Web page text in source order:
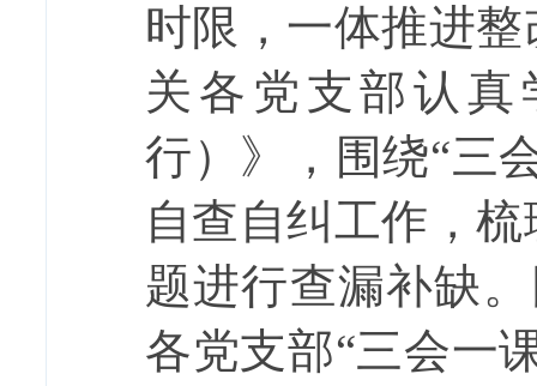
时限，一体推进
关各党支部认
行）》，围绕“三
自查自纠工作，
题进行查漏补缺
各党支部“三会一